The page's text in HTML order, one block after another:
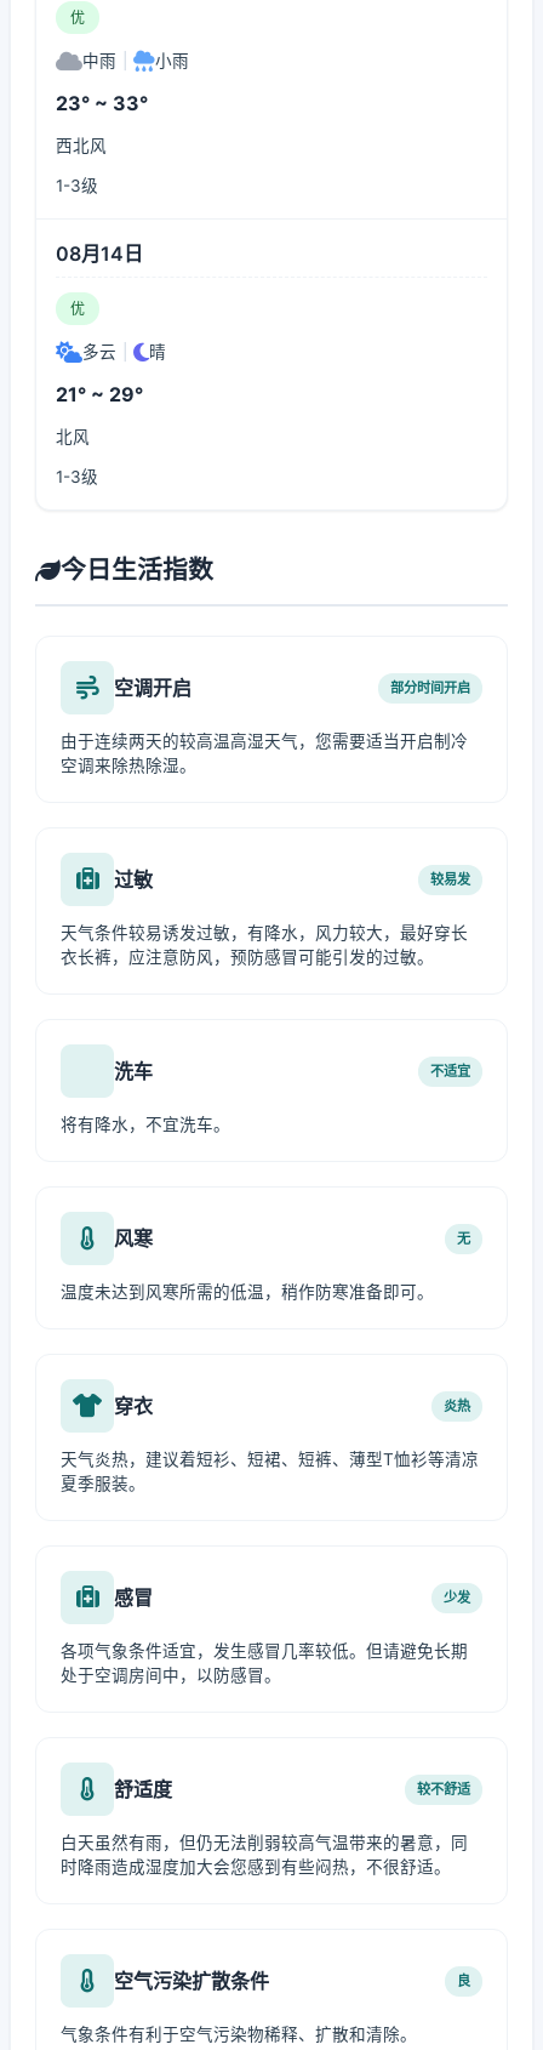
优
中雨 小雨
23° ~ 33°
西北风
1-3级
08月14日
优
多云 晴
21° ~ 29°
北风
1-3级
今日生活指数
空调开启 部分时间开启
由于连续两天的较高温高湿天气，您需要适当开启制冷
空调来除热除湿。
过敏 较易发
天气条件较易诱发过敏，有降水，风力较大，最好穿长
衣长裤，应注意防风，预防感冒可能引发的过敏。
洗车 不适宜
将有降水，不宜洗车。
风寒 无
温度未达到风寒所需的低温，稍作防寒准备即可。
穿衣 炎热
天气炎热，建议着短衫、短裙、短裤、薄型T恤衫等清凉
夏季服装。
感冒 少发
各项气象条件适宜，发生感冒几率较低。但请避免长期
处于空调房间中，以防感冒。
舒适度 较不舒适
白天虽然有雨，但仍无法削弱较高气温带来的暑意，同
时降雨造成湿度加大会您感到有些闷热，不很舒适。
空气污染扩散条件 良
气象条件有利于空气污染物稀释、扩散和清除。